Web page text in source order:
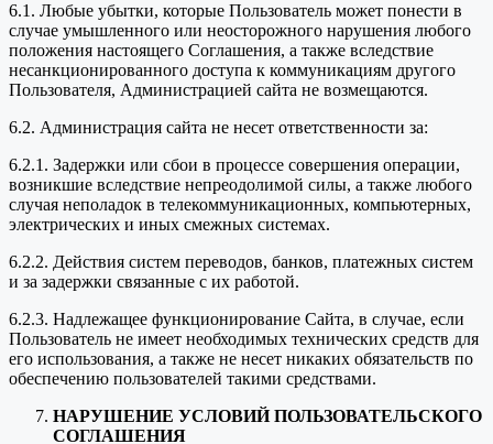
6.1. Любые убытки, которые Пользователь может понести в
случае умышленного или неосторожного нарушения любого
положения настоящего Соглашения, а также вследствие
несанкционированного доступа к коммуникациям другого
Пользователя, Администрацией сайта не возмещаются.
6.2. Администрация сайта не несет ответственности за:
6.2.1. Задержки или сбои в процессе совершения операции,
возникшие вследствие непреодолимой силы, а также любого
случая неполадок в телекоммуникационных, компьютерных,
электрических и иных смежных системах.
6.2.2. Действия систем переводов, банков, платежных систем
и за задержки связанные с их работой.
6.2.3. Надлежащее функционирование Сайта, в случае, если
Пользователь не имеет необходимых технических средств для
его использования, а также не несет никаких обязательств по
обеспечению пользователей такими средствами.
НАРУШЕНИЕ УСЛОВИЙ ПОЛЬЗОВАТЕЛЬСКОГО
СОГЛАШЕНИЯ